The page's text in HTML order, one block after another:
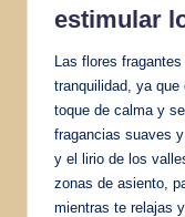
estimular
Las flores
tranquilidad, ya
toque de calma y
fragancias suaves
y el lirio de los
zonas de asiento,
mientras te relajas